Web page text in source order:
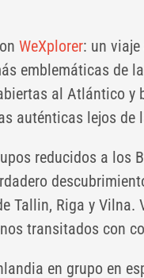
WeXplorer: un
emblemáticas de
al Atlántico
auténticas lejos de
reducidos a
Tallin, Riga y
transitados con
en grupo en